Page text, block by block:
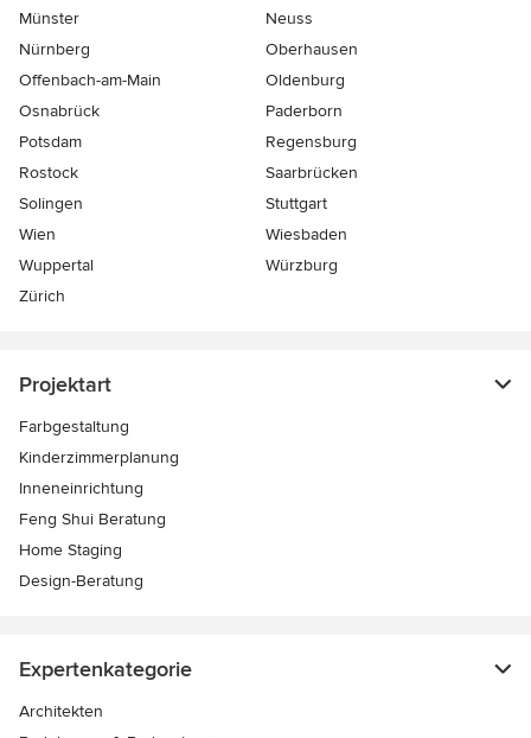
Münster
Neuss
Nürnberg
Oberhausen
Offenbach-am-Main
Oldenburg
Osnabrück
Paderborn
Potsdam
Regensburg
Rostock
Saarbrücken
Solingen
Stuttgart
Wien
Wiesbaden
Wuppertal
Würzburg
Zürich
Projektart
Farbgestaltung
Kinderzimmerplanung
Inneneinrichtung
Feng Shui Beratung
Home Staging
Design-Beratung
Expertenkategorie
Architekten